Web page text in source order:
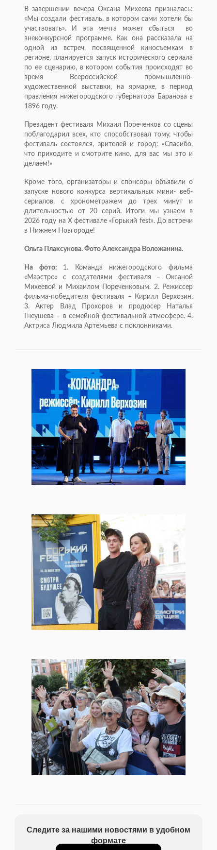
В завершении вечера Оксана Михеева призналась:
«Мы создали фестиваль, в котором сами хотели бы
участвовать». И эта мечта может сбыться во
внеконкурсной программе. Как она рассказала на
одной из встреч, посвященной киносъемкам в
регионе, планируется запуск исторического сериала
по ее сценарию, в котором события происходят во
время Всероссийской промышленно-
художественной выставки, на ярмарке, в период
правления нижегородского губернатора Баранова в
1896 году.
Президент фестиваля Михаил Пореченков со сцены
поблагодарил всех, кто способствовал тому, чтобы
фестиваль состоялся, зрителей и город: «Спасибо,
что приходите и смотрите кино, для вас мы это и
делаем!»
Кроме того, организаторы и спонсоры объявили о
запуске нового конкурса вертикальных мини- веб-
сериалов, с хронометражем до трех минут и
длительностью от 20 серий. Итоги мы узнаем в
2026 году на X фестивале «Горький fest». До встречи
в Нижнем Новгороде!
Ольга Плаксунова. Фото Александра Воложанина.
На фото: 1. Команда нижегородского фильма
«Маэстро» с создателями фестиваля – Оксаной
Михеевой и Михаилом Пореченковым. 2. Режиссер
фильма-победителя фестиваля – Кирилл Верхозин.
3. Актер Влад Прохоров и продюсер Наталья
Гнеушева – в семейной фестивальной атмосфере. 4.
Актриса Людмила Артемьева с поклонниками.
Следите за нашими новостями в удобном
формате